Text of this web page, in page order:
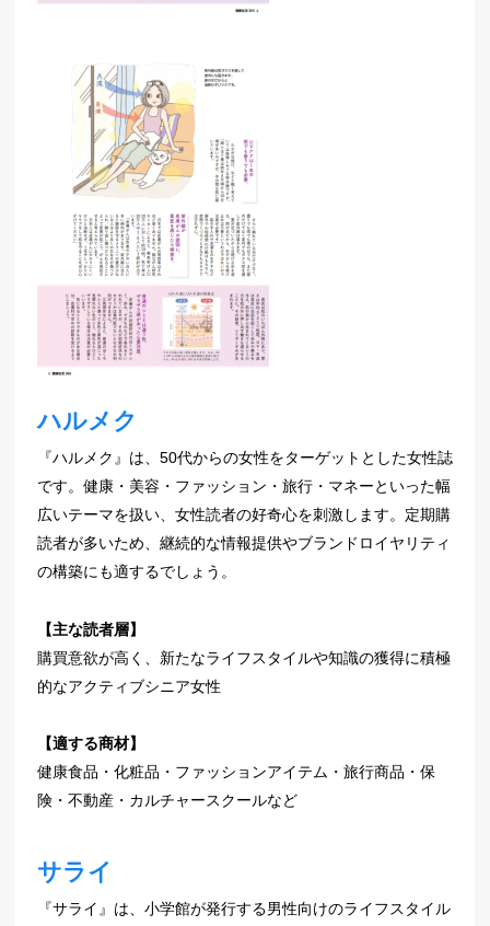
ハルメク
『ハルメク』は、50代からの女性をターゲットとした女性誌
です。健康・美容・ファッション・旅行・マネーといった幅
広いテーマを扱い、女性読者の好奇心を刺激します。定期購
読者が多いため、継続的な情報提供やブランドロイヤリティ
の構築にも適するでしょう。
【主な読者層】
購買意欲が高く、新たなライフスタイルや知識の獲得に積極
的なアクティブシニア女性
【適する商材】
健康食品・化粧品・ファッションアイテム・旅行商品・保
険・不動産・カルチャースクールなど
サライ
『サライ』は、小学館が発行する男性向けのライフスタイル